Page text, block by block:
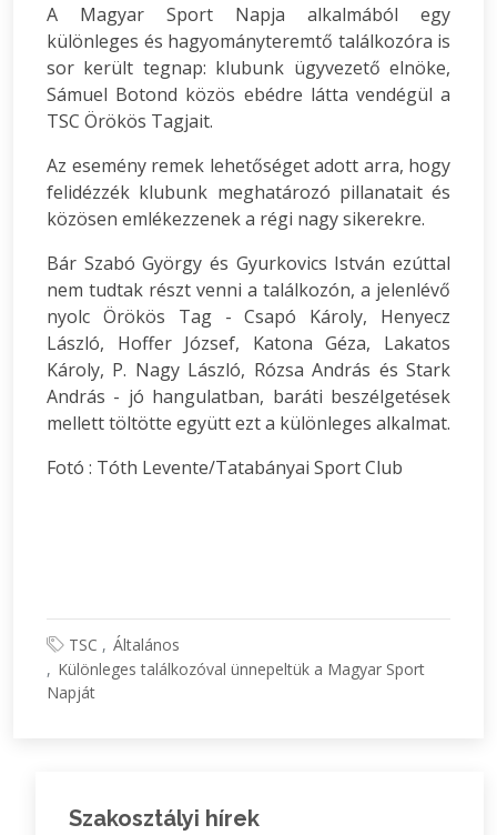
A Magyar Sport Napja alkalmából egy
különleges és hagyományteremtő találkozóra is
sor került tegnap: klubunk ügyvezető elnöke,
Sámuel Botond közös ebédre látta vendégül a
TSC Örökös Tagjait.
Az esemény remek lehetőséget adott arra, hogy
felidézzék klubunk meghatározó pillanatait és
közösen emlékezzenek a régi nagy sikerekre.
Bár Szabó György és Gyurkovics István ezúttal
nem tudtak részt venni a találkozón, a jelenlévő
nyolc Örökös Tag - Csapó Károly, Henyecz
László, Hoffer József, Katona Géza, Lakatos
Károly, P. Nagy László, Rózsa András és Stark
András - jó hangulatban, baráti beszélgetések
mellett töltötte együtt ezt a különleges alkalmat.
Fotó : Tóth Levente/Tatabányai Sport Club
TSC
Általános
Különleges találkozóval ünnepeltük a Magyar Sport
Napját
Szakosztályi hírek